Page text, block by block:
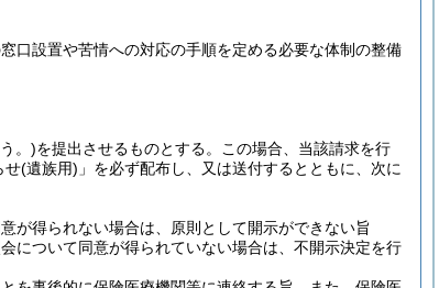
口設置や苦情への対応の手順を定める必要な体制の整備
。)を提出させるものとする。この場合、当該請求を行
せ(遺族用) 」を必ず配布し、又は送付するとともに、次に
が得られない場合は、原則として開示ができない旨
について同意が得られていない場合は、不開示決定を行